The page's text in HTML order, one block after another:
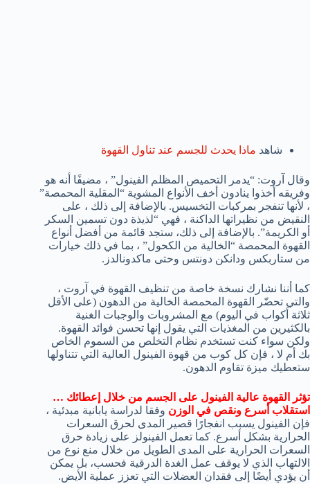
شاهد ماذا يحدث للجسم عند تناول القهوة
وقال آروت: “يدمر التحميص المظلم الفينول” ، مضيفًا أنه هو
وفريقه أخذوا ينادون أخف الأنواع المشوية “المقلية المحمصة”
، لأنها تنفجر بمركبات التخسيس. بالإضافة إلى ذلك ، على
النقيض من نظيراتها الداكنة ، فهي “لذيذة دون تسمين السكر
أو الكريمة”. بالإضافة إلى ذلك، ستجد قائمة من أفضل أنواع
القهوة المحمصة “الخالية من الكحول” ، بما في ذلك خيارات
من ستاربكس ودانكن دونتس وحتى ماكدونالدز.
كما أننا نشارك نسخة خاصة من تنظيف القهوة في آروت ،
والتي تحضّر القهوة المحمصة الخالية من الدهون (على الأقل
ثلاثة أكواب في اليوم) مع المشروبات والوجبات الغنية
بالكثيرين من المغذيات التي يقول إنها تحسن فوائد القهوة.
ولكن سواء كنت تستخدم نظام التخلص من السموم الخاص
بك أم لا ، فإن كل كوب من قهوة الفينول العالية التي تتناولها
ستعطيك ميزة تقاوم الدهون.
تؤثر القهوة عالية الفينول على الجسم من خلال إعطائك …
استقلاب أسرع ونقص في الوزن وفقا لدراسة يابانية مبدئية ،
فإن الفينول يسبب انفجارًا قصير المدى لحرق السعرات
الحرارية بشكل أسرع. كما تعمل الفينولز على زيادة حرق
السعرات الحرارية على المدى الطويل من خلال منع نوع من
الالتهاب الذي لا يوقف عمل الغدة الدرقية فحسب، بل يمكن
أن يؤدي أيضًا إلى فقدان العضلات التي تعزز عملية الأيض.